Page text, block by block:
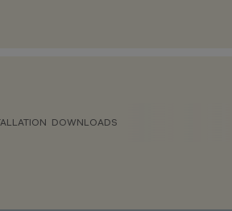
DOWNLOADS